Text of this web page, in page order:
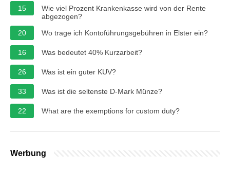
15
Wie viel Prozent Krankenkasse wird von der Rente
abgezogen?
20
Wo trage ich Kontoführungsgebühren in Elster ein?
16 Was bedeutet 40% Kurzarbeit?
26 Was ist ein guter KUV?
33 Was ist die seltenste D-Mark Münze?
22 What are the exemptions for custom duty?
Werbung